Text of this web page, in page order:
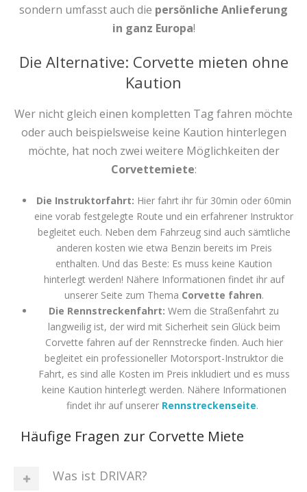
sondern umfasst auch die persönliche Anlieferung
in ganz Europa!
Die Alternative: Corvette mieten ohne
Kaution
Wer nicht gleich einen kompletten Tag fahren möchte
oder auch beispielsweise keine Kaution hinterlegen
möchte, hat noch zwei weitere Möglichkeiten der
Corvettemiete:
Die Instruktorfahrt: Hier fahrt ihr für 30min oder 60min
eine vorab festgelegte Route und ein erfahrener Instruktor
begleitet euch. Neben dem Fahrzeug sind auch sämtliche
anderen kosten wie etwa Benzin bereits im Preis
enthalten. Und das Beste: Es muss keine Kaution
hinterlegt werden! Nähere Informationen findet ihr auf
unserer Seite zum Thema Corvette fahren.
Die Rennstreckenfahrt: Wem die Straßenfahrt zu
langweilig ist, der wird mit Sicherheit sein Glück beim
Corvette fahren auf der Rennstrecke finden. Auch hier
begleitet ein professioneller Motorsport-Instruktor die
Fahrt, es sind alle Kosten im Preis inkludiert und es muss
keine Kaution hinterlegt werden. Nähere Informationen
findet ihr auf unserer Rennstreckenseite.
Häufige Fragen zur Corvette Miete
Was ist DRIVAR?